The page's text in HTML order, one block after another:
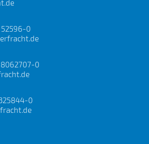
52596-0
8062707-0
0